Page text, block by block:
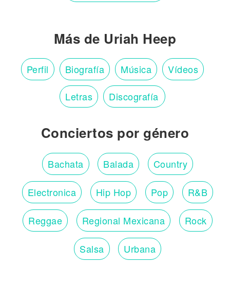
Más de Uriah Heep
Perfil Biografía Música Vídeos
Letras Discografía
Conciertos por género
Bachata Balada Country
Electronica Hip Hop Pop R&B
Reggae Regional Mexicana Rock
Salsa Urbana